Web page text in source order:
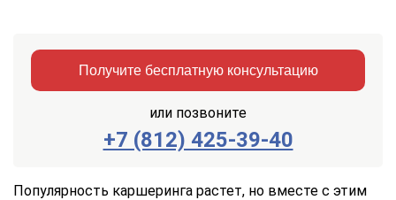
Получите бесплатную консультацию
или позвоните
+7 (812) 425-39-40
Заказать
Популярность каршеринга растет, но вместе с этим